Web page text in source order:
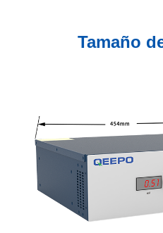
Tamaño